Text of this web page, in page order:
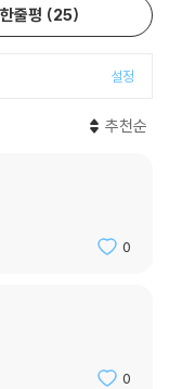
)는 고향을 떠나 “수도꼭
들의 이야기로 확장되
정한 어른에 대한 이
, 성철 스님 등 “세상
추억하고 추모한다. 잃
상실의 시대를 살아
아가는 우리 모두, 즉
람들에게 사랑과 위로
면 그리고 오늘을 살
내미는 손길을 맞잡
한줄평 25
설정
추천순
0
0